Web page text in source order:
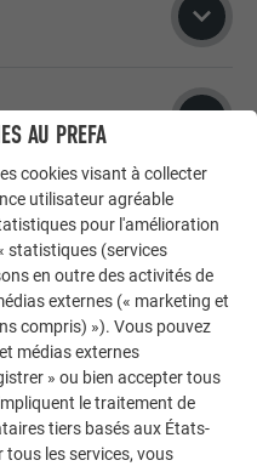
AU PREFA
cookies visant à collecter
utilisateur agréable
pour l'amélioration
statistiques (services
en outre des activités de
externes (« marketing et
compris) »). Vous pouvez
médias externes
» ou bien accepter tous
le traitement de
tiers basés aux États-
les services, vous